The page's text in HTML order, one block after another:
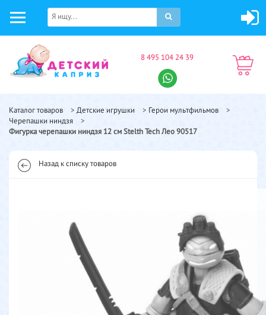
8 495 104 24 39
Каталог товаров > Детские игрушки > Герои мультфильмов
>
Черепашки ниндзя
>
Фигурка черепашки ниндзя 12 см Stelth Tech Лео 90517
Назад к списку товаров